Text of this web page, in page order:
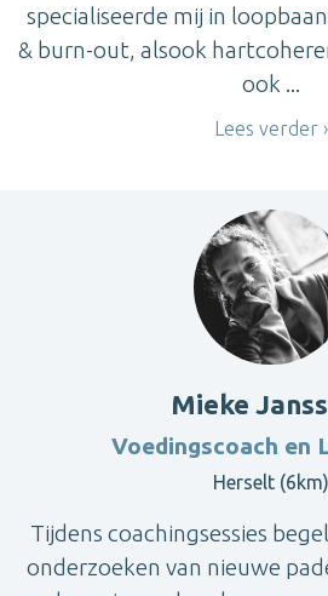
specialiseerde mij in
& burn-out, alsook
ook ...
Lees verder
Mieke
Voedingscoach en
Herselt (6km)
Tijdens coachingsessies
onderzoeken van nieuwe